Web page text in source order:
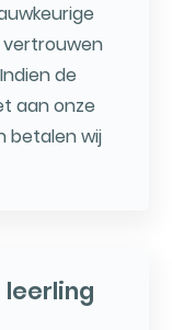
de
aan onze
betalen wij
leerling